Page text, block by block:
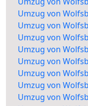
Umzug von
Umzug von
Umzug von
Umzug von
Umzug von
Umzug von
Umzug von
Umzug von